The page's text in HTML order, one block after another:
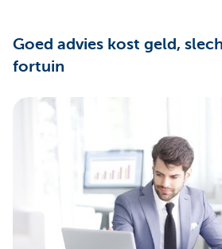
Goed advies kost geld,
fortuin